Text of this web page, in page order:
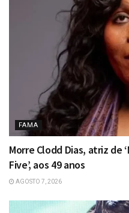
FAMA
Morre Clodd Dias, atriz de
Five’, aos 49 anos
AGOSTO 7, 2026